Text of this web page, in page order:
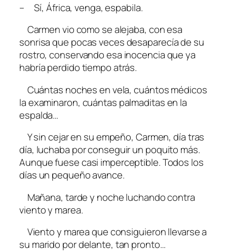
– Sí, África, venga, espabila.
Carmen vio como se alejaba, con esa
sonrisa que pocas veces desaparecía de su
rostro, conservando esa inocencia que ya
habría perdido tiempo atrás.
Cuántas noches en vela, cuántos médicos
la examinaron, cuántas palmaditas en la
espalda…
Y sin cejar en su empeño, Carmen, día tras
día, luchaba por conseguir un poquito más.
Aunque fuese casi imperceptible. Todos los
días un pequeño avance.
Mañana, tarde y noche luchando contra
viento y marea.
Viento y marea que consiguieron llevarse a
su marido por delante, tan pronto…